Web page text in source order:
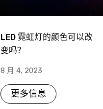
LED 霓虹灯的颜色可以改
变吗？
8 月 4, 2023
更多信息